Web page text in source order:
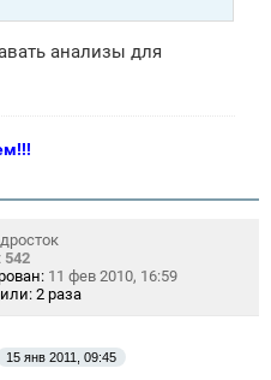
анализы для
542
11 фев 2010, 16:59
2 раза
15 янв 2011, 09:45